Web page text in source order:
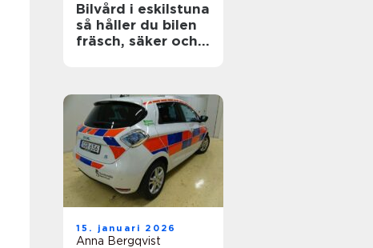
Bilvård i eskilstuna
så håller du bilen
fräsch, säker och
15. januari 2026
Anna Bergqvist